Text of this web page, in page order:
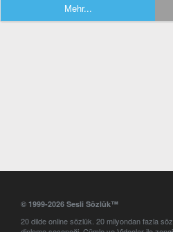
Mehr...
© 1999-2026 Sesli Sözlük™
20 dilde online sözlük. 20 milyondan fazla